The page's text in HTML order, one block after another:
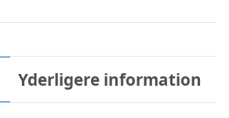
Yderligere information